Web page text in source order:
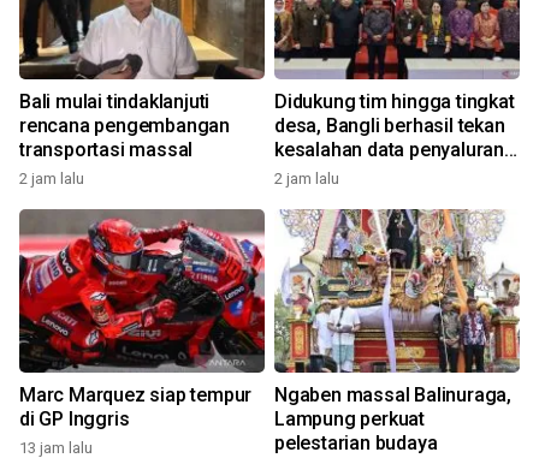
Bali mulai tindaklanjuti
rencana pengembangan
transportasi massal
2 jam lalu
Didukung tim hingga tingkat
desa, Bangli berhasil tekan
kesalahan data penyaluran
bansos
2 jam lalu
Marc Marquez siap tempur
di GP Inggris
13 jam lalu
Ngaben massal Balinuraga,
Lampung perkuat
pelestarian budaya